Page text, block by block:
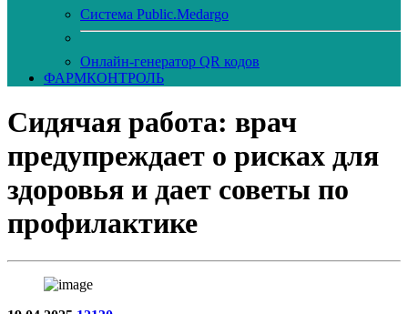
Система Public.Medargo
Онлайн-генератор QR кодов
ФАРМКОНТРОЛЬ
Сидячая работа: врач
предупреждает о рисках для
здоровья и дает советы по
профилактике